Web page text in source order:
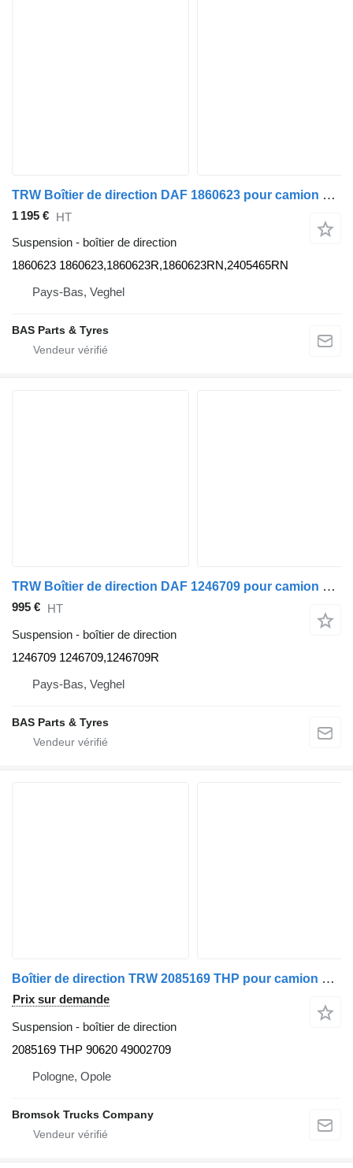
TRW Boîtier de direction DAF 1860623 pour camion TRW
1 195 € HT
Suspension - boîtier de direction
1860623 1860623,1860623R,1860623RN,2405465RN
Pays-Bas, Veghel
BAS Parts & Tyres
TRW Boîtier de direction DAF 1246709 pour camion TRW
995 € HT
Suspension - boîtier de direction
1246709 1246709,1246709R
Pays-Bas, Veghel
BAS Parts & Tyres
Boîtier de direction TRW 2085169 THP pour camion Scania
Prix sur demande
Suspension - boîtier de direction
2085169 THP 90620 49002709
Pologne, Opole
Bromsok Trucks Company